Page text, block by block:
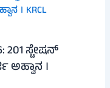
201 ಸ್ಟೇಷನ್
ಅಹ್ವಾನ ।